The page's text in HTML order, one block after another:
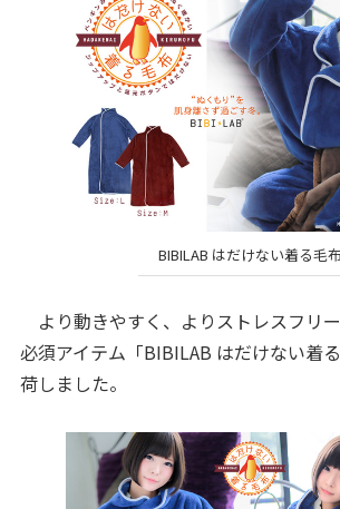
BIBILAB はだけない着る毛
より動きやすく、よりストレスフリ
必須アイテム「BIBILAB はだけない着
荷しました。